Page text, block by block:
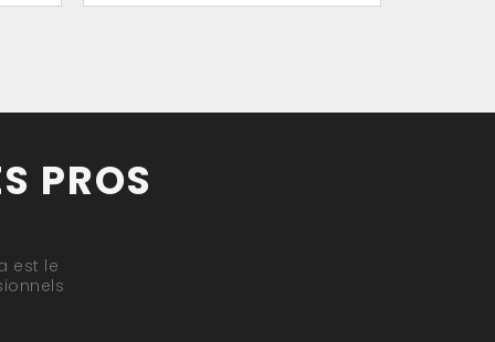
PROS
est le